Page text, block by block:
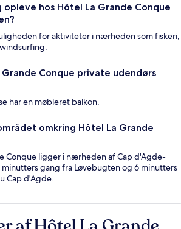
opleve hos Hôtel La Grande Conque
for aktiviteter i nærheden som fiskeri,
Grande Conque private udendørs
har en møbleret balkon.
omkring Hôtel La Grande
Conque ligger i nærheden af Cap d'Agde-
minutters gang fra Løvebugten og 6 minutters
Cap d'Agde.